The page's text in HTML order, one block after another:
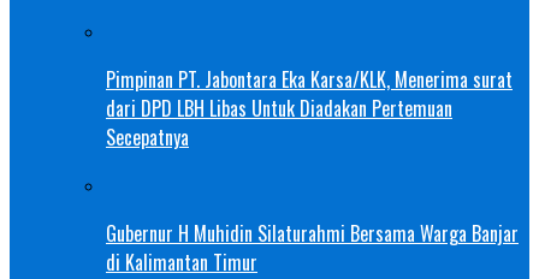
Pimpinan PT. Jabontara Eka Karsa/KLK, Menerima surat
dari DPD LBH Libas Untuk Diadakan Pertemuan
Secepatnya
Gubernur H Muhidin Silaturahmi Bersama Warga Banjar
di Kalimantan Timur